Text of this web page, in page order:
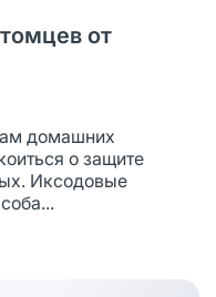
от
домашних
о защите
Иксодовые